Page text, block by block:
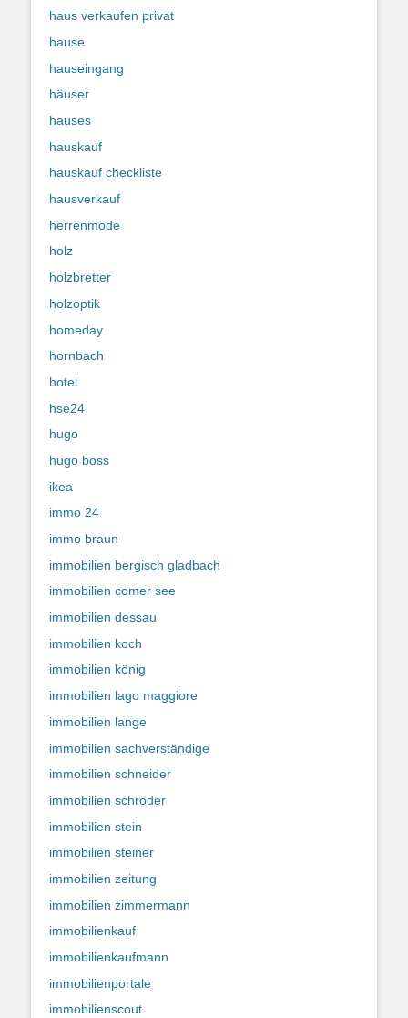
haus verkaufen privat
hause
hauseingang
häuser
hauses
hauskauf
hauskauf checkliste
hausverkauf
herrenmode
holz
holzbretter
holzoptik
homeday
hornbach
hotel
hse24
hugo
hugo boss
ikea
immo 24
immo braun
immobilien bergisch gladbach
immobilien comer see
immobilien dessau
immobilien koch
immobilien könig
immobilien lago maggiore
immobilien lange
immobilien sachverständige
immobilien schneider
immobilien schröder
immobilien stein
immobilien steiner
immobilien zeitung
immobilien zimmermann
immobilienkauf
immobilienkaufmann
immobilienportale
immobilienscout